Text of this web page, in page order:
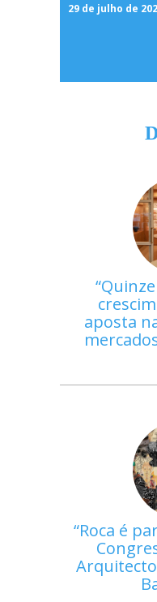
29 de julho de
aposta
Roca é